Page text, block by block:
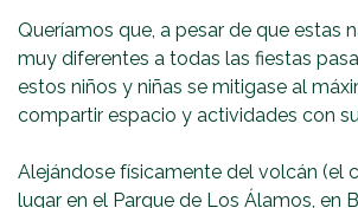
Queríamos que, a pesar de que estas
muy diferentes a todas las fiestas
estos niños y niñas se mitigase al
compartir espacio y actividades con
Alejándose físicamente del volcán (el
lugar en el Parque de Los Álamos, en